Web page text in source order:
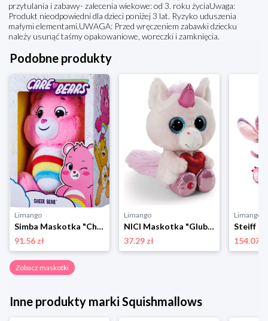
przytulania i zabawy- zalecenia wiekowe: od 3. roku życiaUwaga:
Produkt nieodpowiedni dla dzieci poniżej 3 lat. Ryzyko uduszenia
małymi elementami.UWAGA: Przed wręczeniem zabawki dziecku
należy usunąć taśmy opakowaniowe, woreczki i zamknięcia.
Podobne produkty
Limango
Simba Maskotka "Cheer Bear" - 0+ rozmiar: onesize
91.56 zł
Limango
NICI Maskotka "Glubschis - Unicorn Wubbi Wub" - 0+ rozmiar: onesize
37.29 zł
Limango
154.07 zł
Zobacz maskotki
Inne produkty marki Squishmallows